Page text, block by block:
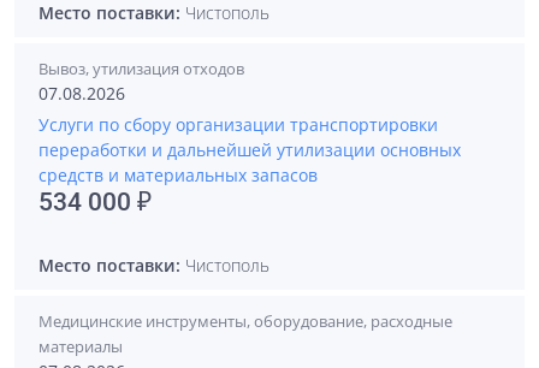
Место поставки: Чистополь
Вывоз, утилизация отходов
07.08.2026
Услуги по сбору организации транспортировки
переработки и дальнейшей утилизации основных
средств и материальных запасов
534 000 ₽
Место поставки: Чистополь
Медицинские инструменты, оборудование, расходные
материалы